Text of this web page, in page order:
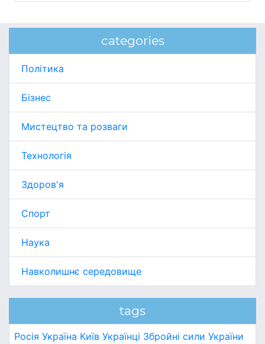
categories
Політика
Бізнес
Мистецтво та розваги
Технологія
Здоров'я
Спорт
Наука
Навколишнє середовище
tags
Росія Україна Київ Українці Збройні сили України